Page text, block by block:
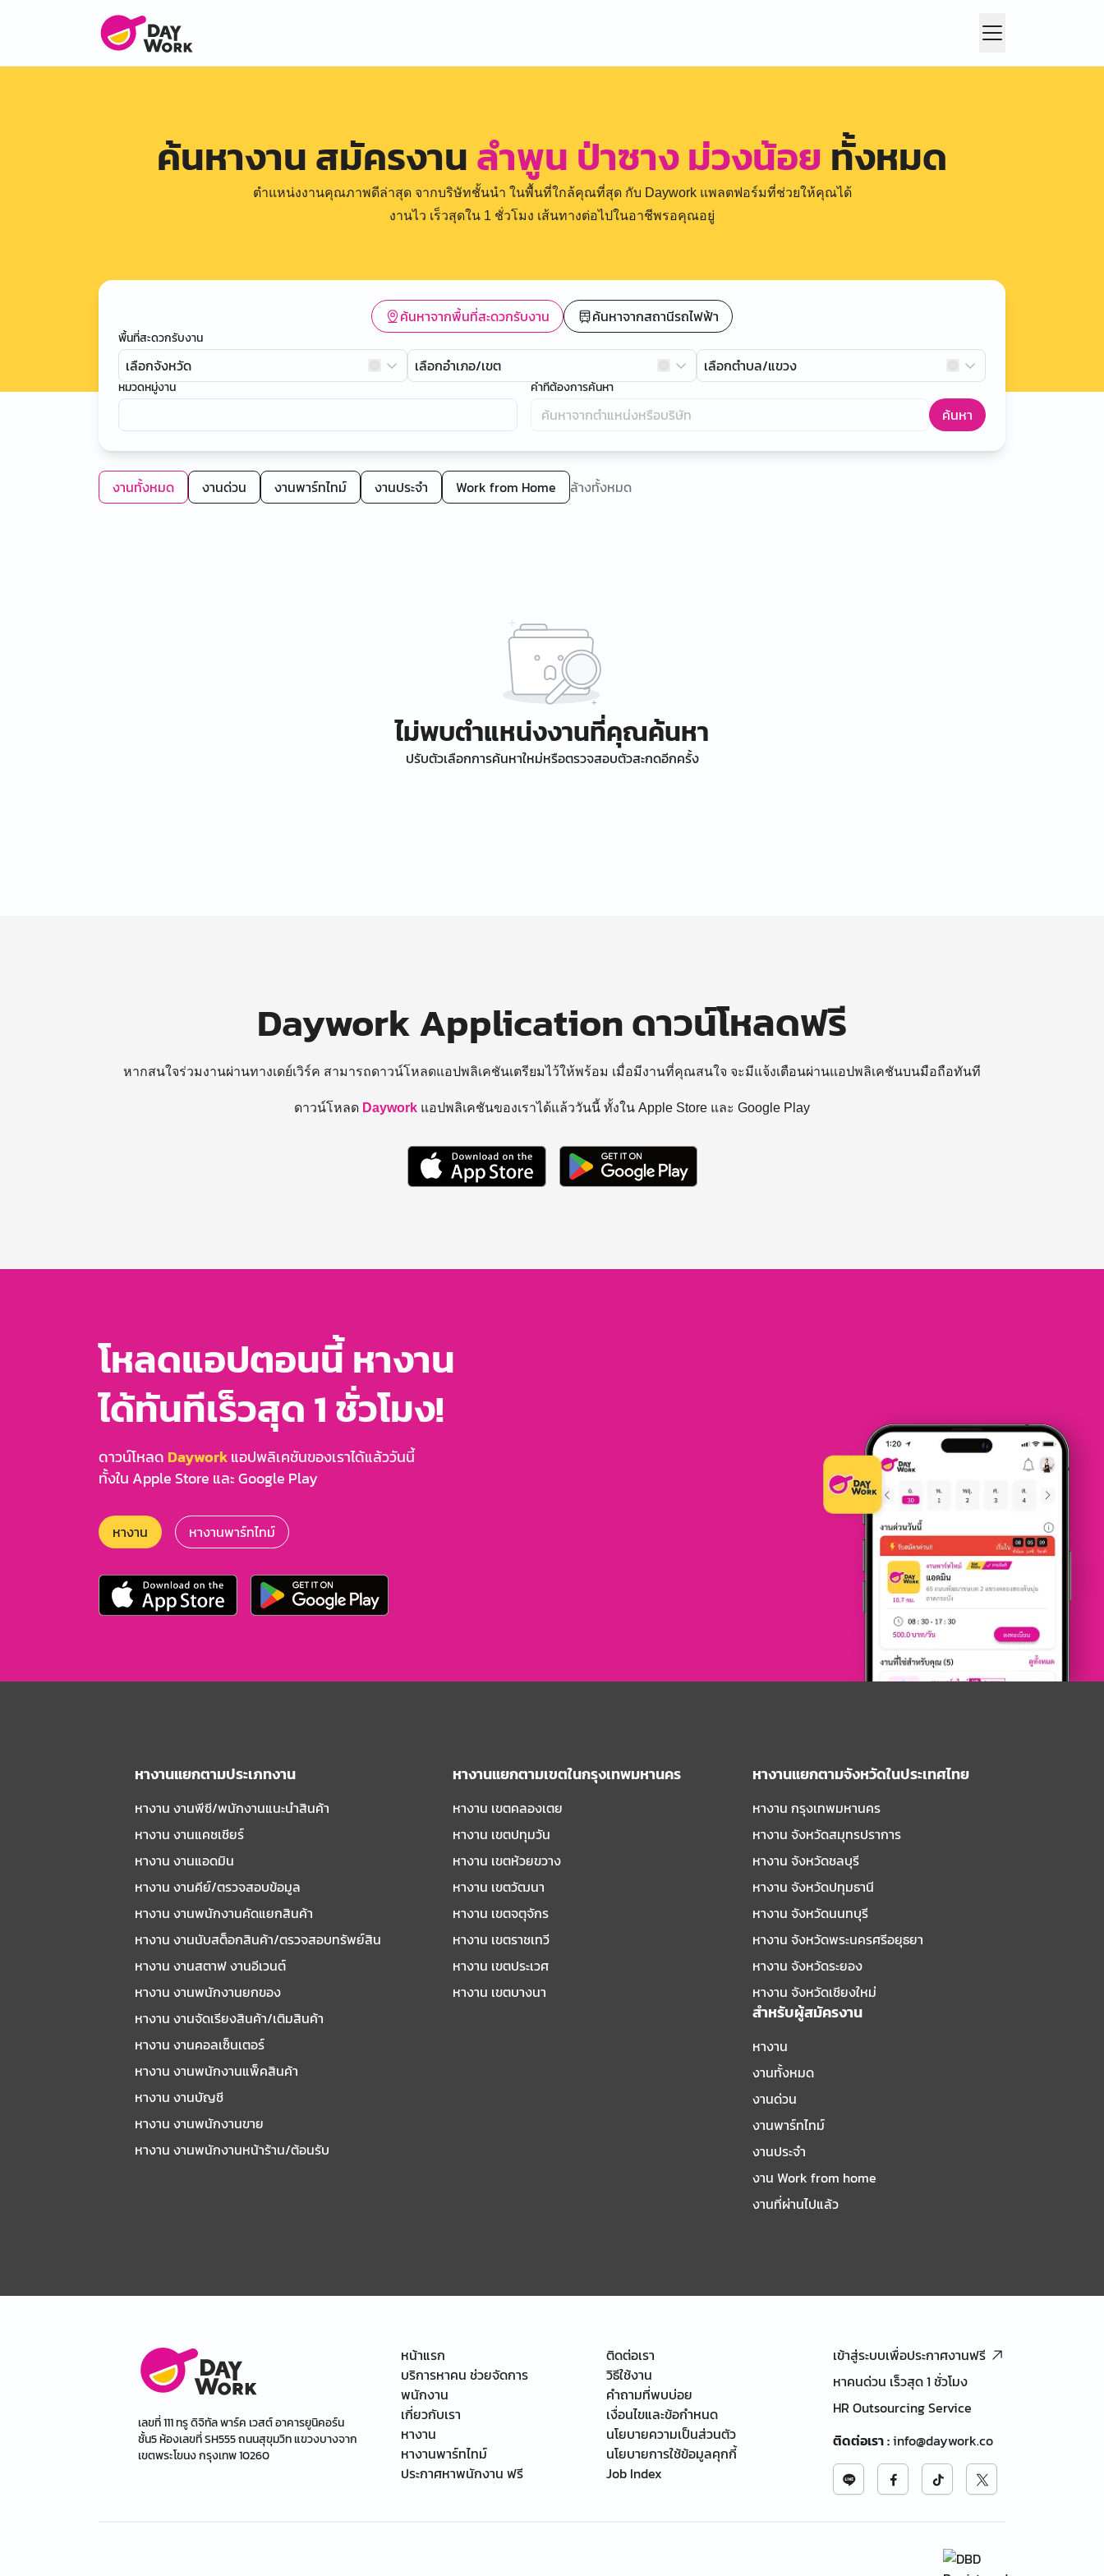
ค้นหางาน สมัครงานลำพูน ป่าซาง ม่วงน้อย ทั้งหมด
ตำแหน่งงานคุณภาพดีล่าสุด จากบริษัทชั้นนำ ในพื้นที่ใกล้คุณที่สุด กับ Daywork แพลตฟอร์มที่ช่วยให้คุณได้
งานไว เร็วสุดใน 1 ชั่วโมง เส้นทางต่อไปในอาชีพรอคุณอยู่
ค้นหาจากพื้นที่สะดวกรับงาน ค้นหาจากสถานีรถไฟฟ้า
พื้นที่สะดวกรับงาน
เลือกจังหวัด เลือกอำเภอ/เขต เลือกตำบล/แขวง
หมวดหมู่งาน คำที่ต้องการค้นหา
ค้นหา
งานทั้งหมด งานด่วน งานพาร์ทไทม์ งานประจำ Work from Home ล้างทั้งหมด
ไม่พบตำแหน่งงานที่คุณค้นหา
ปรับตัวเลือกการค้นหาใหม่หรือตรวจสอบตัวสะกดอีกครั้ง
Daywork Application ดาวน์โหลดฟรี
หากสนใจร่วมงานผ่านทางเดย์เวิร์ค สามารถดาวน์โหลดแอปพลิเคชันเตรียมไว้ให้พร้อม เมื่อมีงานที่คุณสนใจ จะมีแจ้งเตือนผ่านแอปพลิเคชันบนมือถือทันที
ดาวน์โหลด Daywork แอปพลิเคชันของเราได้แล้ววันนี้ ทั้งใน Apple Store และ Google Play
โหลดแอปตอนนี้ หางาน
ได้ทันทีเร็วสุด 1 ชั่วโมง!
ดาวน์โหลด Dayworkแอปพลิเคชันของเราได้แล้ววันนี้
ทั้งใน Apple Store และ Google Play
หางาน หางานพาร์ทไทม์
หางานแยกตามประเภทงาน
หางาน งานพีซี/พนักงานแนะนําสินค้า
หางาน งานแคชเชียร์
หางาน งานแอดมิน
หางาน งานคีย์/ตรวจสอบข้อมูล
หางาน งานพนักงานคัดแยกสินค้า
หางาน งานนับสต็อกสินค้า/ตรวจสอบทรัพย์สิน
หางาน งานสตาฟ งานอีเวนต์
หางาน งานพนักงานยกของ
หางาน งานจัดเรียงสินค้า/เติมสินค้า
หางาน งานคอลเซ็นเตอร์
หางาน งานพนักงานแพ็คสินค้า
หางาน งานบัญชี
หางาน งานพนักงานขาย
หางาน งานพนักงานหน้าร้าน/ต้อนรับ
หางานแยกตามเขตในกรุงเทพมหานคร
หางาน เขตคลองเตย
หางาน เขตปทุมวัน
หางาน เขตห้วยขวาง
หางาน เขตวัฒนา
หางาน เขตจตุจักร
หางาน เขตราชเทวี
หางาน เขตประเวศ
หางาน เขตบางนา
หางานแยกตามจังหวัดในประเทศไทย
หางาน กรุงเทพมหานคร
หางาน จังหวัดสมุทรปราการ
หางาน จังหวัดชลบุรี
หางาน จังหวัดปทุมธานี
หางาน จังหวัดนนทบุรี
หางาน จังหวัดพระนครศรีอยุธยา
หางาน จังหวัดระยอง
หางาน จังหวัดเชียงใหม่
สำหรับผู้สมัครงาน
หางาน
งานทั้งหมด
งานด่วน
งานพาร์ทไทม์
งานประจำ
งาน Work from home
งานที่ผ่านไปแล้ว
เลขที่ 111 ทรู ดิจิทัล พาร์ค เวสต์ อาคารยูนิคอร์น
ชั้น5 ห้องเลขที่ SH555 ถนนสุขุมวิท แขวงบางจาก
เขตพระโขนง กรุงเทพ 10260
หน้าแรก
บริการหาคน ช่วยจัดการ
พนักงาน
เกี่ยวกับเรา
หางาน
หางานพาร์ทไทม์
ประกาศหาพนักงาน ฟรี
ติดต่อเรา
วิธีใช้งาน
คำถามที่พบบ่อย
เงื่อนไขและข้อกำหนด
นโยบายความเป็นส่วนตัว
นโยบายการใช้ข้อมูลคุกกี้
Job Index
เข้าสู่ระบบเพื่อประกาศงานฟรี
หาคนด่วน เร็วสุด 1 ชั่วโมง
HR Outsourcing Service
ติดต่อเรา:info@daywork.co